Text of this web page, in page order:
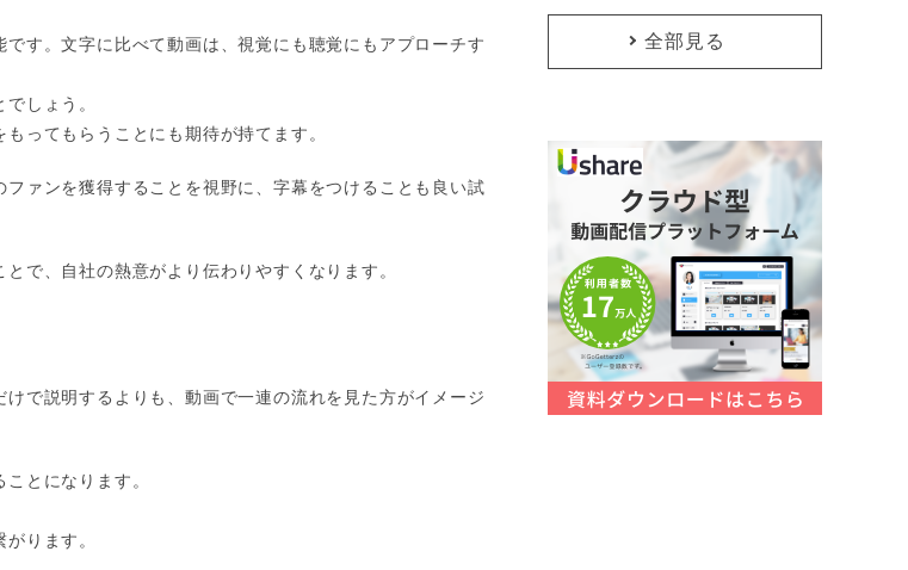
す。文字に比べて動画は、視覚にも聴覚にもアプローチす
しょう。
ってもらうことにも期待が持てます。
ァンを獲得することを視野に、字幕をつけることも良い試
で、自社の熱意がより伝わりやすくなります。
で説明するよりも、動画で一連の流れを見た方がイメージ
とになります。
ります。
全部見る